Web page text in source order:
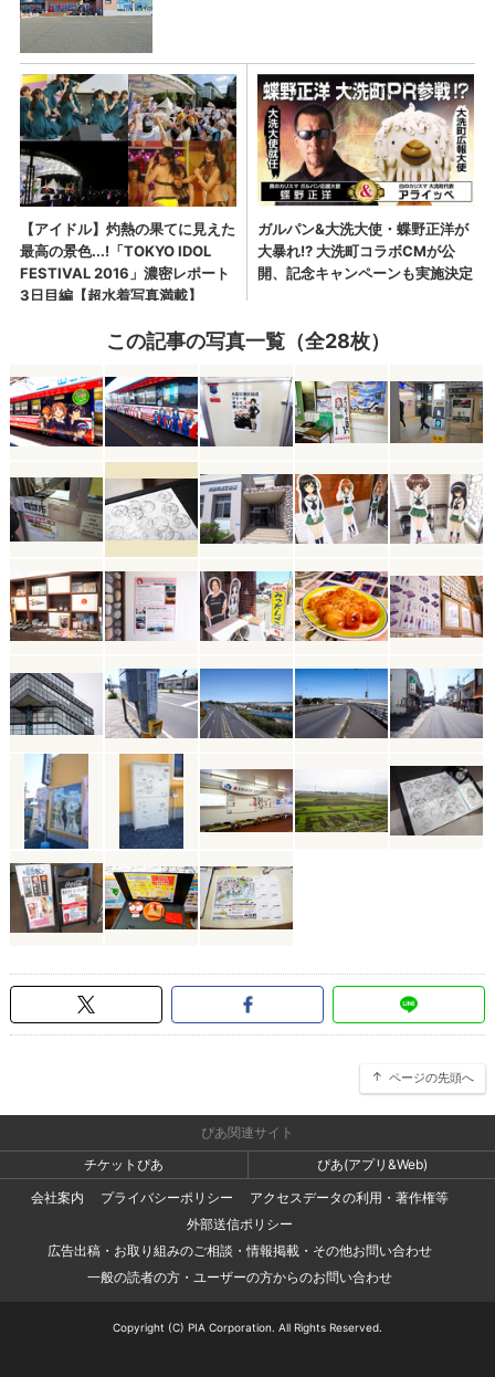
この記事の写真一覧（全28枚）
ページの先頭へ
ぴあ関連サイト
チケットぴあ
ぴあ(アプリ&Web)
会社案内
プライバシーポリシー
アクセスデータの利用・著作権等
外部送信ポリシー
広告出稿・お取り組みのご相談・情報掲載・その他お問い合わせ
一般の読者の方・ユーザーの方からのお問い合わせ
Copyright (C) PIA Corporation. All Rights Reserved.